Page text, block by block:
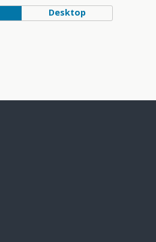
Desktop